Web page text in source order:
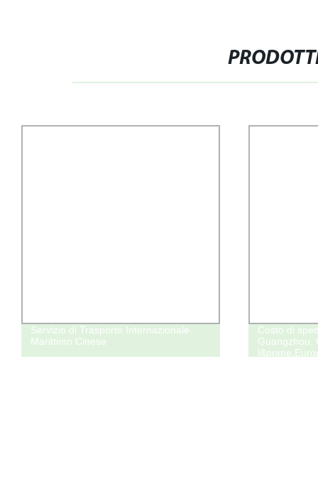
Servizio di Trasporto Internazionale
Marittimo Cinese
Costo di
Guangzhou,